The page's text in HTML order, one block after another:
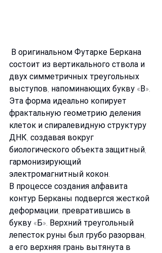
состоит из вертикального ствола и
двух симметричных треугольных
выступов, напоминающих букву «В».
Эта форма идеально копирует
фрактальную геометрию деления
клеток и спиралевидную структуру
ДНК, создавая вокруг
биологического объекта защитный,
гармонизирующий
электромагнитный кокон.
В процессе создания алфавита
контур Берканы подвергся жесткой
деформации, превратившись в
букву «Б». Верхний треугольный
лепесток руны был грубо разорван,
а его верхняя грань вытянута в